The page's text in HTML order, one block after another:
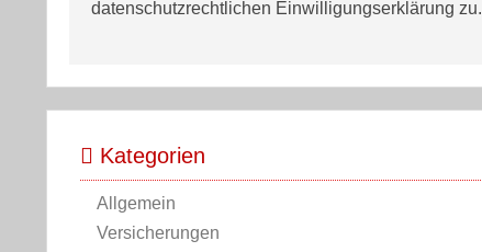
datenschutzrechtlichen Einwilligungserklärung zu.
Kategorien
Allgemein
Versicherungen